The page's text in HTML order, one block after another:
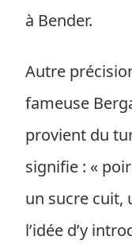
à Bender.
Autre
fameuse
provient du
signifie : «
un sucre cuit,
l’idée d’y